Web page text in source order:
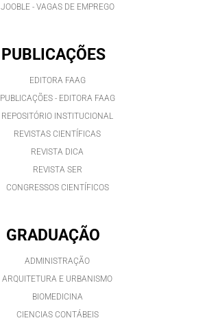
JOOBLE - VAGAS DE EMPREGO
PUBLICAÇÕES
EDITORA FAAG
PUBLICAÇÕES - EDITORA FAAG
REPOSITÓRIO INSTITUCIONAL
REVISTAS CIENTÍFICAS
REVISTA DICA
REVISTA SER
CONGRESSOS CIENTÍFICOS
GRADUAÇÃO
ADMINISTRAÇÃO
ARQUITETURA E URBANISMO
BIOMEDICINA
CIENCIAS CONTÁBEIS